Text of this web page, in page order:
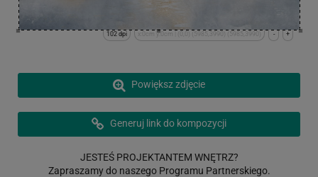
+
-
x:0cm y:0cm | (0,0) (5985,3990) (5985,3990)
102 dpi
Powiększ zdjęcie
Generuj link do kompozycji
JESTEŚ PROJEKTANTEM WNĘTRZ?
Zapraszamy do naszego Programu Partnerskiego.